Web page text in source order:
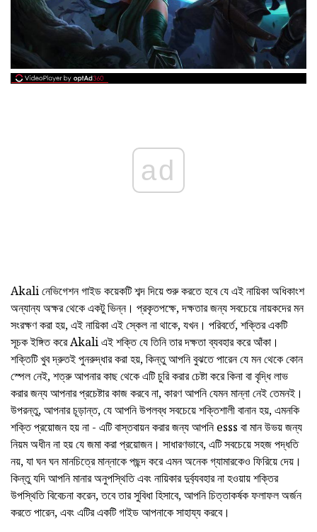
ad
Akali নেভিগেশন গাইড কয়েকটি শব্দ দিয়ে শুরু করতে হবে যে এই নায়িকা অধিকাংশ
অন্যান্য অক্ষর থেকে একটু ভিন্ন। প্রকৃতপক্ষে, দক্ষতার জন্য সবচেয়ে নায়কদের মন
সংরক্ষণ করা হয়, এই নায়িকা এই স্কেল না থাকে, যখন। পরিবর্তে, শক্তির একটি
সূচক ইঙ্গিত করে Akali এই শক্তি যে তিনি তার দক্ষতা ব্যবহার করে আঁকা।
শক্তিটি খুব দ্রুতই পুনরুদ্ধার করা হয়, কিন্তু আপনি বুঝতে পারেন যে মন থেকে কোন
স্পেল নেই, শত্রু আপনার কাছ থেকে এটি চুরি করার চেষ্টা করে কিনা বা বৃদ্ধি লাভ
করার জন্য আপনার প্রচেষ্টার কাজ করবে না, কারণ আপনি যেমন মান্না নেই তেমনই।
উপরন্তু, আপনার চূড়ান্ত, যে আপনি উপলব্ধ সবচেয়ে শক্তিশালী বানান হয়, এমনকি
শক্তি প্রয়োজন হয় না - এটি বাস্তবায়ন করার জন্য আপনি esss বা মান উভয় জন্য
নিয়ম অধীন না হয় যে জমা করা প্রয়োজন। সাধারণভাবে, এটি সবচেয়ে সহজ পদ্ধতি
নয়, যা ঘন ঘন মানচিত্রে মান্নাকে পছন্দ করে এমন অনেক গ্যামারকেও ফিরিয়ে দেয়।
কিন্তু যদি আপনি মানার অনুপস্থিতি এবং নায়িকার দুর্ব্যবহার না হওয়ায় শক্তির
উপস্থিতি বিবেচনা করেন, তবে তার সুবিধা হিসাবে, আপনি চিত্তাকর্ষক ফলাফল অর্জন
করতে পারেন, এবং এটির একটি গাইড আপনাকে সাহায্য করবে।